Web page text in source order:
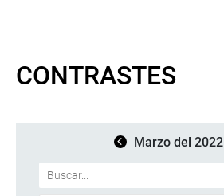
CONTRASTES
Marzo del 2022